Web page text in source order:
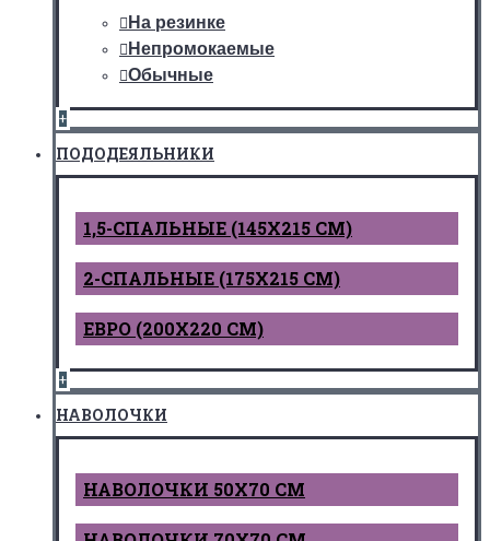
На резинке
Непромокаемые
Обычные
+
ПОДОДЕЯЛЬНИКИ
1,5-СПАЛЬНЫЕ (145Х215 СМ)
2-СПАЛЬНЫЕ (175Х215 СМ)
ЕВРО (200Х220 СМ)
+
НАВОЛОЧКИ
НАВОЛОЧКИ 50Х70 СМ